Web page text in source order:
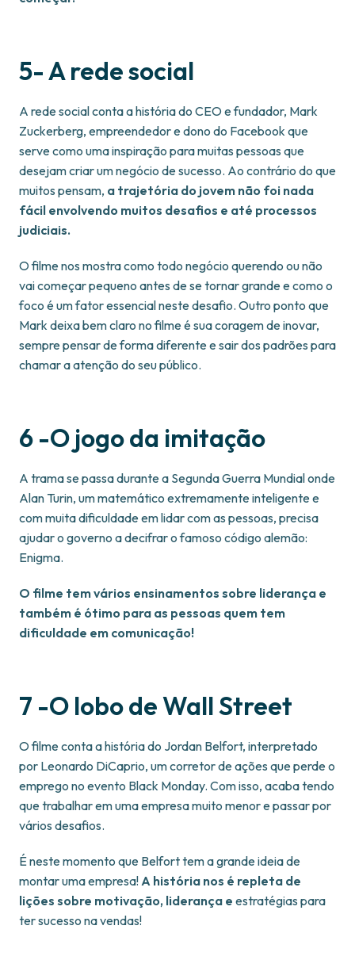
5- A rede social
A rede social conta a história do CEO e fundador, Mark
Zuckerberg, empreendedor e dono do Facebook que
serve como uma inspiração para muitas pessoas que
desejam criar um negócio de sucesso. Ao contrário do que
muitos pensam, a trajetória do jovem não foi nada
fácil envolvendo muitos desafios e até processos
judiciais.
O filme nos mostra como todo negócio querendo ou não
vai começar pequeno antes de se tornar grande e como o
foco é um fator essencial neste desafio. Outro ponto que
Mark deixa bem claro no filme é sua coragem de inovar,
sempre pensar de forma diferente e sair dos padrões para
chamar a atenção do seu público.
6 -O jogo da imitação
A trama se passa durante a Segunda Guerra Mundial onde
Alan Turin, um matemático extremamente inteligente e
com muita dificuldade em lidar com as pessoas, precisa
ajudar o governo a decifrar o famoso código alemão:
Enigma.
O filme tem vários ensinamentos sobre liderança e
também é ótimo para as pessoas quem tem
dificuldade em comunicação!
7 -O lobo de Wall Street
O filme conta a história do Jordan Belfort, interpretado
por Leonardo DiCaprio, um corretor de ações que perde o
emprego no evento Black Monday. Com isso, acaba tendo
que trabalhar em uma empresa muito menor e passar por
vários desafios.
É neste momento que Belfort tem a grande ideia de
montar uma empresa!A história nos é repleta de
lições sobre motivação, liderança e estratégias para
ter sucesso na vendas!